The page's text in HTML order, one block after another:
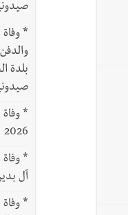
*
بلدة
*
2026
*
آل
*